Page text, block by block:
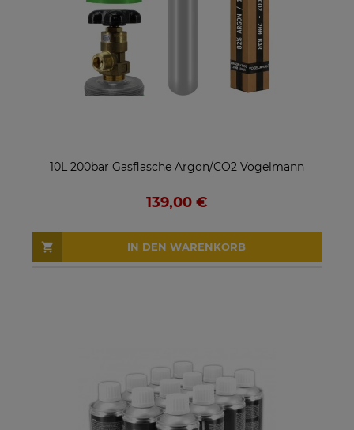
10L 200bar Gasflasche Argon/CO2 Vogelmann
139,00 €
IN DEN WARENKORB